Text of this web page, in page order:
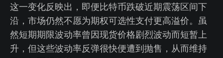
这一变化反映出，即便比特币跌破近期震荡区间下
沿，市场仍然不愿为期权可选性支付更高溢价。虽
然短期期限波动率曾因现货价格剧烈波动而短暂上
升，但这些波动率反弹很快便遭到抛售，从而维持